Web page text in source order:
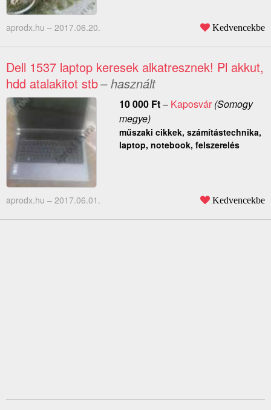
aprodx.hu – 2017.06.20. Kedvencekbe
Dell 1537 laptop keresek alkatresznek! Pl akkut,
hdd atalakitot stb– használt
10 000 Ft– Kaposvár(Somogy
megye)
műszaki cikkek, számítástechnika,
laptop, notebook, felszerelés
aprodx.hu – 2017.06.01. Kedvencekbe